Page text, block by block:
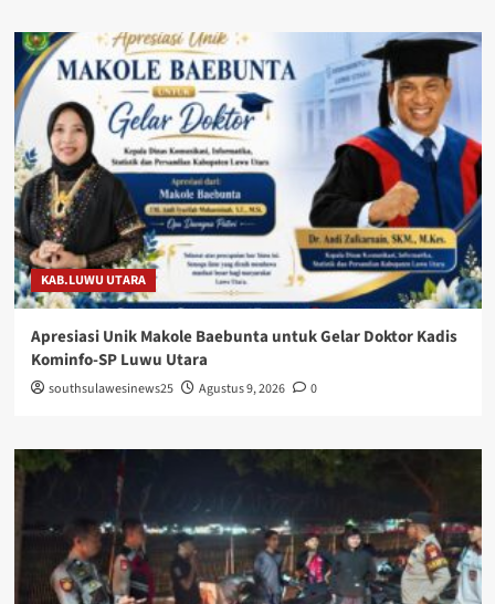
KAB.LUWU UTARA
Apresiasi Unik Makole Baebunta untuk Gelar Doktor Kadis
Kominfo-SP Luwu Utara
southsulawesinews25 Agustus 9, 2026 0